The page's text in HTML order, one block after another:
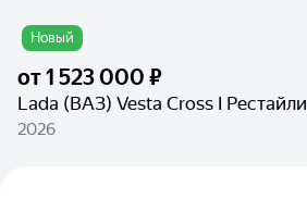
Новый
от1 523 000 ₽
Lada (ВАЗ) Vesta Cross I
2026